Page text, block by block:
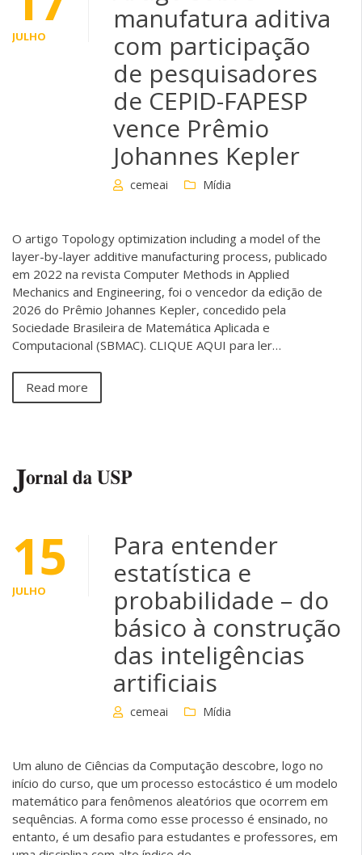
JULHO
manufatura aditiva
com participação
de pesquisadores
de CEPID-FAPESP
vence Prêmio
Johannes Kepler
cemeai Mídia
O artigo Topology optimization including a model of the
layer-by-layer additive manufacturing process, publicado
em 2022 na revista Computer Methods in Applied
Mechanics and Engineering, foi o vencedor da edição de
2026 do Prêmio Johannes Kepler, concedido pela
Sociedade Brasileira de Matemática Aplicada e
Computacional (SBMAC). CLIQUE AQUI para ler…
Read more
15
JULHO
Para entender
estatística e
probabilidade – do
básico à construção
das inteligências
artificiais
cemeai Mídia
Um aluno de Ciências da Computação descobre, logo no
início do curso, que um processo estocástico é um modelo
matemático para fenômenos aleatórios que ocorrem em
sequências. A forma como esse processo é ensinado, no
entanto, é um desafio para estudantes e professores, em